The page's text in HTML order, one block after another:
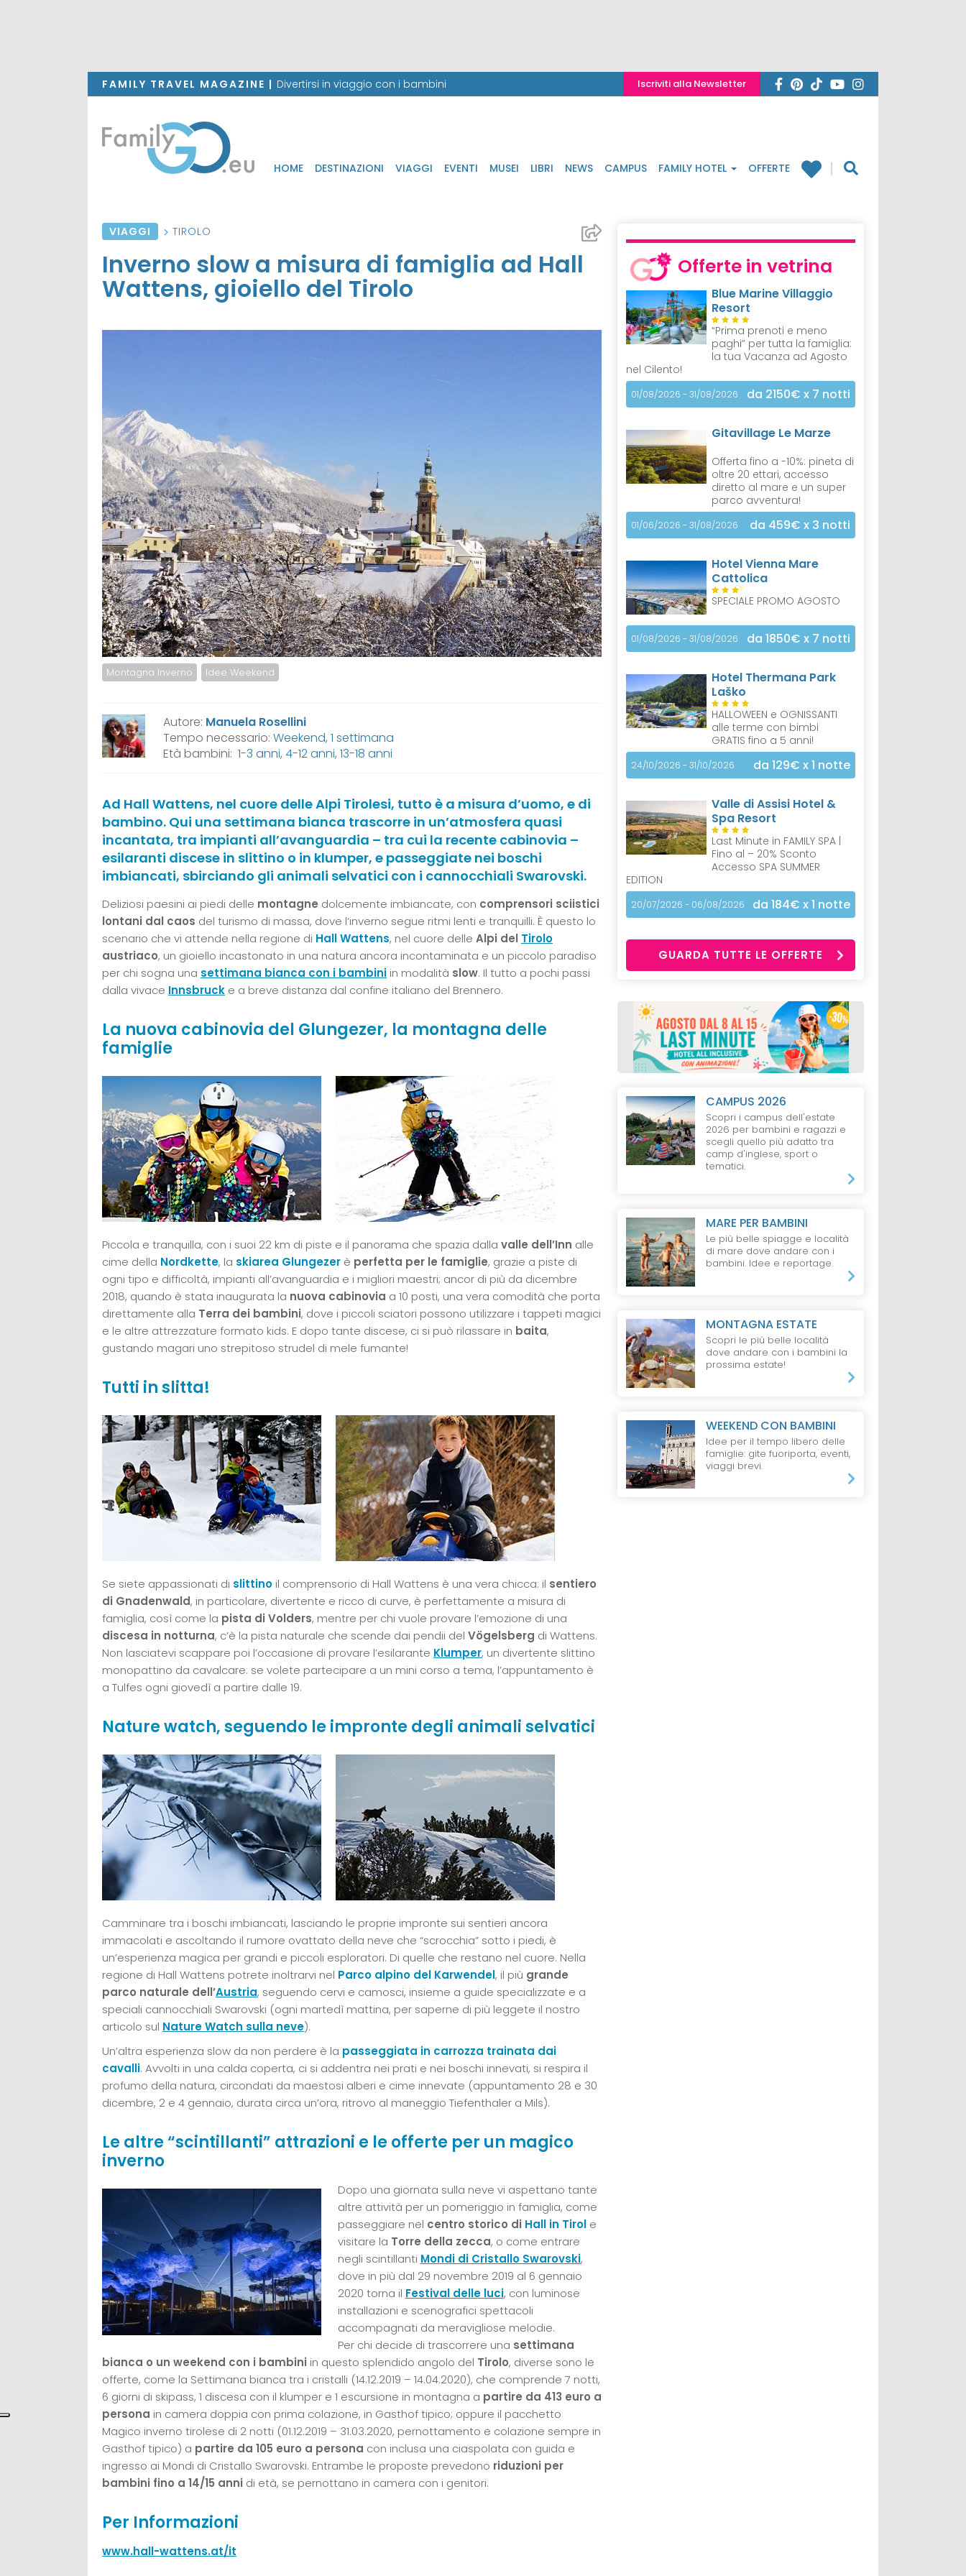
FAMILY TRAVEL MAGAZINE | Divertirsi in viaggio con i bambini Iscriviti alla Newsletter
HOME DESTINAZIONI VIAGGI EVENTI MUSEI LIBRI NEWS CAMPUS FAMILY HOTEL OFFERTE
VIAGGI TIROLO
Inverno slow a misura di famiglia ad Hall
Wattens, gioiello del Tirolo
Montagna Inverno Idee Weekend
Autore: Manuela Rosellini
Tempo necessario: Weekend, 1 settimana
Età bambini: 1-3 anni, 4-12 anni, 13-18 anni
Ad Hall Wattens, nel cuore delle Alpi Tirolesi, tutto è a misura d’uomo, e di
bambino. Qui una settimana bianca trascorre in un’atmosfera quasi
incantata, tra impianti all’avanguardia – tra cui la recente cabinovia –
esilaranti discese in slittino o in klumper, e passeggiate nei boschi
imbiancati, sbirciando gli animali selvatici con i cannocchiali Swarovski.
Deliziosi paesini ai piedi delle montagne dolcemente imbiancate, con comprensori sciistici
lontani dal caos del turismo di massa, dove l’inverno segue ritmi lenti e tranquilli. È questo lo
scenario che vi attende nella regione di Hall Wattens, nel cuore delle Alpi del Tirolo
austriaco, un gioiello incastonato in una natura ancora incontaminata e un piccolo paradiso
per chi sogna una settimana bianca con i bambini in modalità slow. Il tutto a pochi passi
dalla vivace Innsbruck e a breve distanza dal confine italiano del Brennero.
La nuova cabinovia del Glungezer, la montagna delle
famiglie
Piccola e tranquilla, con i suoi 22 km di piste e il panorama che spazia dalla valle dell’Inn alle
cime della Nordkette, la skiarea Glungezer è perfetta per le famiglie, grazie a piste di
ogni tipo e difficoltà, impianti all’avanguardia e i migliori maestri; ancor di più da dicembre
2018, quando è stata inaugurata la nuova cabinovia a 10 posti, una vera comodità che porta
direttamente alla Terra dei bambini, dove i piccoli sciatori possono utilizzare i tappeti magici
e le altre attrezzature formato kids. E dopo tante discese, ci si può rilassare in baita,
gustando magari uno strepitoso strudel di mele fumante!
Tutti in slitta!
Se siete appassionati di slittino il comprensorio di Hall Wattens è una vera chicca: il sentiero
di Gnadenwald, in particolare, divertente e ricco di curve, è perfettamente a misura di
famiglia, così come la pista di Volders, mentre per chi vuole provare l’emozione di una
discesa in notturna, c’è la pista naturale che scende dai pendii del Vögelsberg di Wattens.
Non lasciatevi scappare poi l’occasione di provare l’esilarante Klumper, un divertente slittino
monopattino da cavalcare: se volete partecipare a un mini corso a tema, l’appuntamento è
a Tulfes ogni giovedì a partire dalle 19.
Nature watch, seguendo le impronte degli animali selvatici
Camminare tra i boschi imbiancati, lasciando le proprie impronte sui sentieri ancora
immacolati e ascoltando il rumore ovattato della neve che “scrocchia” sotto i piedi, è
un’esperienza magica per grandi e piccoli esploratori. Di quelle che restano nel cuore. Nella
regione di Hall Wattens potrete inoltrarvi nel Parco alpino del Karwendel, il più grande
parco naturale dell’Austria, seguendo cervi e camosci, insieme a guide specializzate e a
speciali cannocchiali Swarovski (ogni martedì mattina, per saperne di più leggete il nostro
articolo sul Nature Watch sulla neve).
Un’altra esperienza slow da non perdere è la passeggiata in carrozza trainata dai
cavalli. Avvolti in una calda coperta, ci si addentra nei prati e nei boschi innevati, si respira il
profumo della natura, circondati da maestosi alberi e cime innevate (appuntamento 28 e 30
dicembre, 2 e 4 gennaio, durata circa un’ora, ritrovo al maneggio Tiefenthaler a Mils).
Le altre “scintillanti” attrazioni e le offerte per un magico
inverno
Dopo una giornata sulla neve vi aspettano tante
altre attività per un pomeriggio in famiglia, come
passeggiare nel centro storico di Hall in Tirole
visitare la Torre della zecca, o come entrare
negli scintillanti Mondi di Cristallo Swarovski,
dove in più dal 29 novembre 2019 al 6 gennaio
2020 torna il Festival delle luci, con luminose
installazioni e scenografici spettacoli
accompagnati da meravigliose melodie.
Per chi decide di trascorrere una settimana
bianca o un weekend con i bambini in questo splendido angolo del Tirolo, diverse sono le
offerte, come la Settimana bianca tra i cristalli (14.12.2019 – 14.04.2020), che comprende 7 notti,
6 giorni di skipass, 1 discesa con il klumper e 1 escursione in montagna a partire da 413 euro a
persona in camera doppia con prima colazione, in Gasthof tipico; oppure il pacchetto
Magico inverno tirolese di 2 notti (01.12.2019 – 31.03.2020, pernottamento e colazione sempre in
Gasthof tipico) a partire da 105 euro a persona con inclusa una ciaspolata con guida e
ingresso ai Mondi di Cristallo Swarovski. Entrambe le proposte prevedono riduzioni per
bambini fino a 14/15 anni di età, se pernottano in camera con i genitori.
Per Informazioni
www.hall-wattens.at/it
Offerte in vetrina
Blue Marine Villaggio
Resort
“Prima prenoti e meno
paghi” per tutta la famiglia:
la tua Vacanza ad Agosto
nel Cilento!
01/08/2026 - 31/08/2026 da 2150€ x 7 notti
Gitavillage Le Marze
Offerta fino a -10%: pineta di
oltre 20 ettari, accesso
diretto al mare e un super
parco avventura!
01/06/2026 - 31/08/2026 da 459€ x 3 notti
Hotel Vienna Mare
Cattolica
S
SPECIALE PROMO AGOSTO
01/08/2026 - 31/08/2026 da 1850€ x 7 notti
Hotel Thermana Park
Laško
HALLOWEEN e OGNISSANTI
alle terme con bimbi
GRATIS fino a 5 anni!
24/10/2026 - 31/10/2026 da 129€ x 1 notte
Valle di Assisi Hotel &
Spa Resort
Last Minute in FAMILY SPA |
Fino al – 20% Sconto
Accesso SPA SUMMER
EDITION
20/07/2026 - 06/08/2026 da 184€ x 1 notte
GUARDA TUTTE LE OFFERTE
CAMPUS 2026
Scopri i campus dell'estate
2026 per bambini e ragazzi e
scegli quello più adatto tra
camp d'inglese, sport o
tematici.
MARE PER BAMBINI
Le più belle spiagge e località
di mare dove andare con i
bambini. Idee e reportage.
MONTAGNA ESTATE
Scopri le più belle località
dove andare con i bambini la
prossima estate!
WEEKEND CON BAMBINI
Idee per il tempo libero delle
famiglie: gite fuoriporta, eventi,
viaggi brevi.